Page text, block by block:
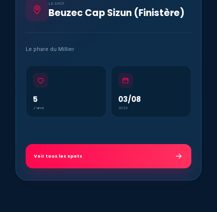
LE SPOT
Beuzec Cap Sizun (Finistère)
Le phare du Millier
5
J’aime
03/08
2023
Voir tous les spots